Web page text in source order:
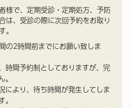
様で、定期受診・定期処方、予防
は、受診の際に次回予約をお取り
。
の2時間前までにお願い致しま
時間予約制としておりますが、完
。
により、待ち時間が発生してしま
。